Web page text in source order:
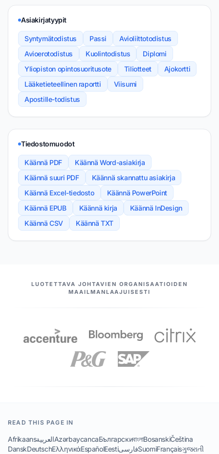
Asiakirjatyypit
Syntymätodistus Passi
Avioliittotodistus
Avioerotodistus
Kuolintodistus
Diplomi
Yliopiston opintosuoritusote
Tiliotteet
Ajokortti
Lääketieteellinen raportti
Viisumi
Apostille-todistus
Tiedostomuodot
Käännä PDF
Käännä Word-asiakirja
Käännä suuri PDF
Käännä skannattu asiakirja
Käännä Excel-tiedosto
Käännä PowerPoint
Käännä EPUB
Käännä kirja
Käännä InDesign
Käännä CSV
Käännä TXT
MEIDÄN KUMPPANIMME
LUOTETTAVA JOHTAVIEN ORGANISAATIOIDEN
MAAILMANLAAJUISESTI
READ THIS PAGE IN
AfrikaansالعربيةAzərbaycancaБългарскиবাংলাBosanskiČeština
DanskDeutschΕλληνικάEspañolEestiفارسیSuomiFrançaisગુજરાતી